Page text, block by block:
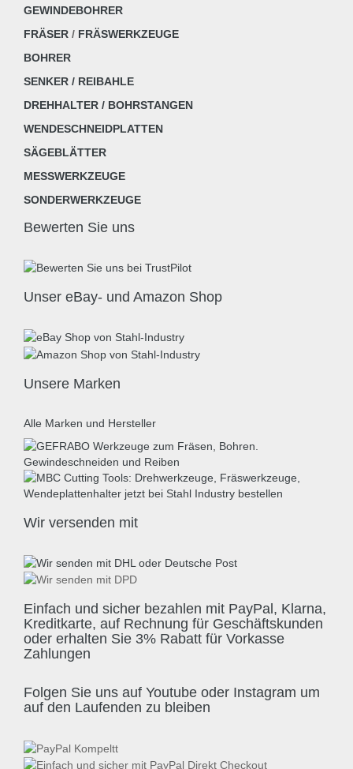
GEWINDEBOHRER
FRÄSER / FRÄSWERKZEUGE
BOHRER
SENKER / REIBAHLE
DREHHALTER / BOHRSTANGEN
WENDESCHNEIDPLATTEN
SÄGEBLÄTTER
MESSWERKZEUGE
SONDERWERKZEUGE
Bewerten Sie uns
Unser eBay- und Amazon Shop
Unsere Marken
Alle Marken und Hersteller
Wir versenden mit
Einfach und sicher bezahlen mit PayPal, Klarna,
Kreditkarte, auf Rechnung für Geschäftskunden
oder erhalten Sie 3% Rabatt für Vorkasse
Zahlungen
Folgen Sie uns auf Youtube oder Instagram um
auf den Laufenden zu bleiben